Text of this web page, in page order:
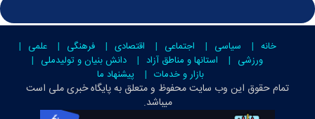
خانه سیاسی اجتماعی اقتصادی فرهنگی
علمی
ورزشی
استانها و مناطق آزاد
دانش بنیان و تولیدملی
بازار و خدمات
پیشنهاد ما
تمام حقوق این وب سایت محفوظ و متعلق بهپایگاه خبری ملی است
میباشد.